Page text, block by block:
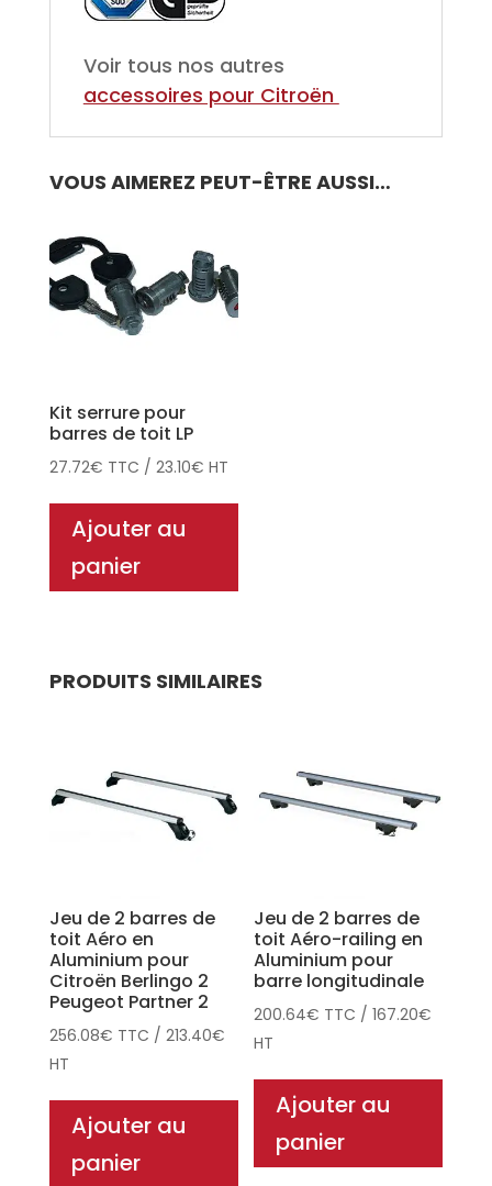
Voir tous nos autres
accessoires pour Citroën
VOUS AIMEREZ PEUT-ÊTRE AUSSI…
Kit serrure pour
barres de toit LP
27.72€ TTC / 23.10€ HT
Ajouter au
panier
PRODUITS SIMILAIRES
Jeu de 2 barres de
toit Aéro en
Aluminium pour
Citroën Berlingo 2
Peugeot Partner 2
256.08€ TTC / 213.40€
HT
Ajouter au
panier
Jeu de 2 barres de
toit Aéro-railing en
Aluminium pour
barre longitudinale
200.64€ TTC /167.20€
HT
Ajouter au
panier